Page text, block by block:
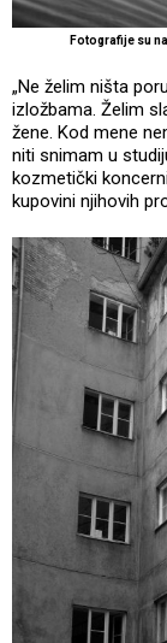
Fotografije su
„Ne želim ništa
izložbama. Želim
žene. Kod mene
niti snimam u
kozmetički
kupovini njihovih